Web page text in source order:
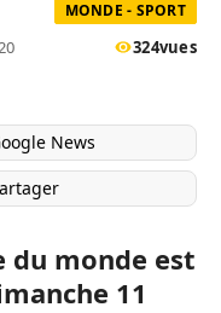
MONDE - SPORT
324vues
News
du monde est
11